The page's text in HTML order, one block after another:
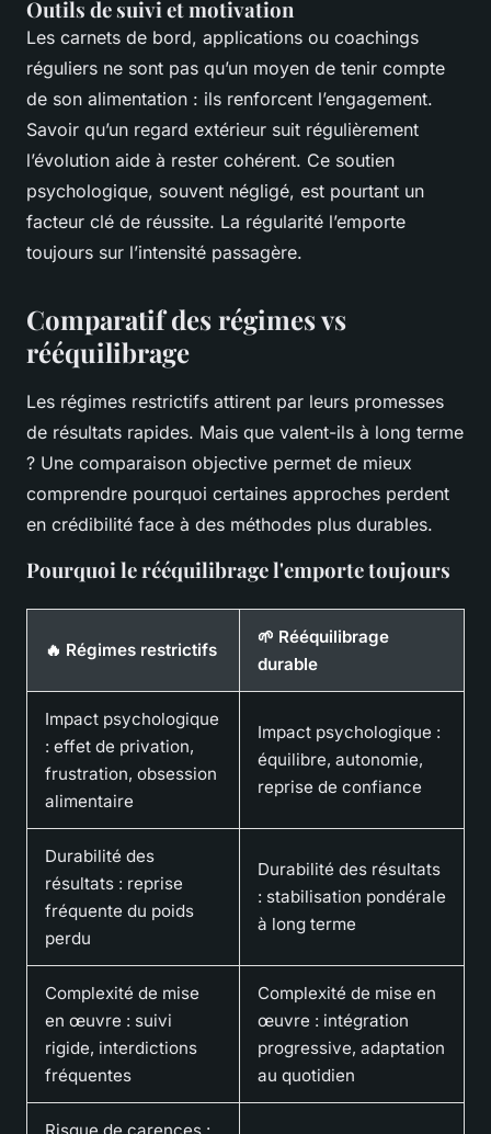
Outils de suivi et motivation
Les carnets de bord, applications ou coachings
réguliers ne sont pas qu’un moyen de tenir compte
de son alimentation : ils renforcent l’engagement.
Savoir qu’un regard extérieur suit régulièrement
l’évolution aide à rester cohérent. Ce soutien
psychologique, souvent négligé, est pourtant un
facteur clé de réussite. La régularité l’emporte
toujours sur l’intensité passagère.
Comparatif des régimes vs
rééquilibrage
Les régimes restrictifs attirent par leurs promesses
de résultats rapides. Mais que valent-ils à long terme
? Une comparaison objective permet de mieux
comprendre pourquoi certaines approches perdent
en crédibilité face à des méthodes plus durables.
Pourquoi le rééquilibrage l'emporte toujours
🔥 Régimes restrictifs
🌱 Rééquilibrage
durable
Impact psychologique
: effet de privation,
frustration, obsession
alimentaire
Impact psychologique :
équilibre, autonomie,
reprise de confiance
Durabilité des
résultats : reprise
fréquente du poids
perdu
Durabilité des résultats
: stabilisation pondérale
à long terme
Complexité de mise
en œuvre : suivi
rigide, interdictions
fréquentes
Complexité de mise en
œuvre : intégration
progressive, adaptation
au quotidien